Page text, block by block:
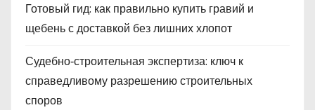
Готовый гид: как правильно купить гравий и
щебень с доставкой без лишних хлопот
Судебно‑строительная экспертиза: ключ к
справедливому разрешению строительных
споров